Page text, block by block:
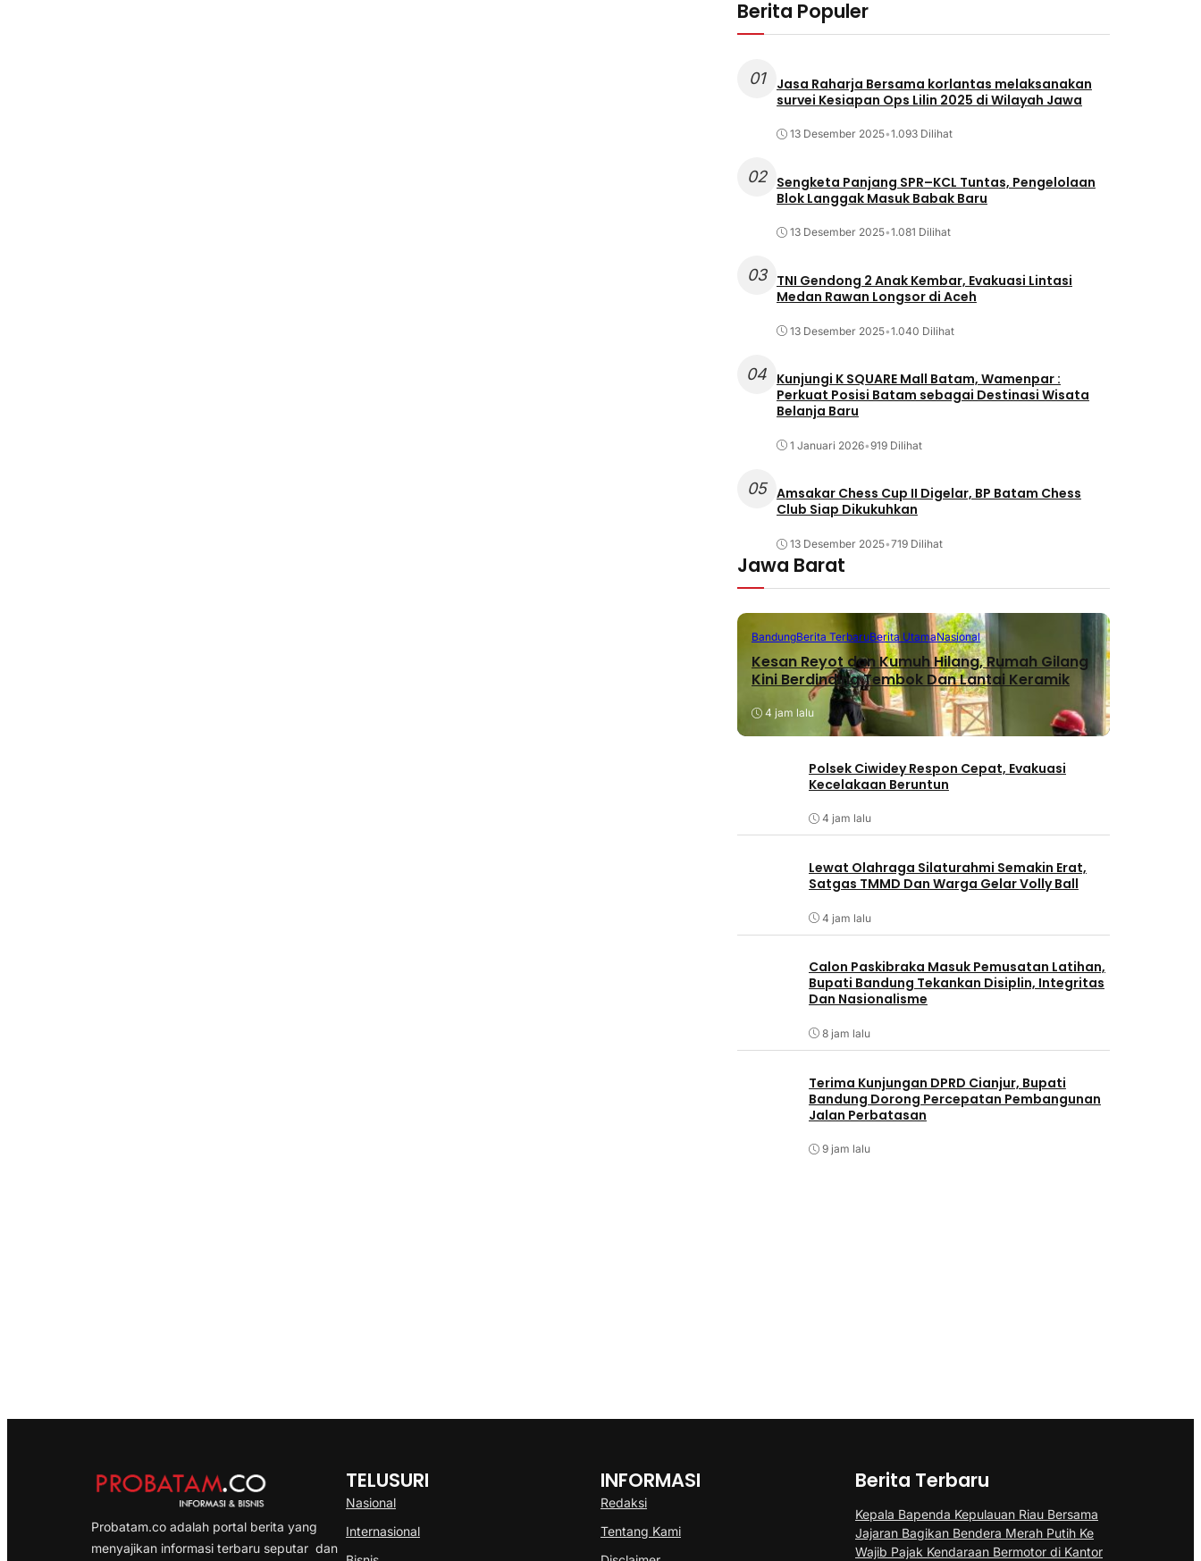
Berita Populer
01
Jasa Raharja Bersama korlantas melaksanakan
survei Kesiapan Ops Lilin 2025 di Wilayah Jawa
13 Desember 2025•1.093 Dilihat
02
Sengketa Panjang SPR–KCL Tuntas, Pengelolaan
Blok Langgak Masuk Babak Baru
13 Desember 2025•1.081 Dilihat
03
TNI Gendong 2 Anak Kembar, Evakuasi Lintasi
Medan Rawan Longsor di Aceh
13 Desember 2025•1.040 Dilihat
04 Kunjungi K SQUARE Mall Batam, Wamenpar :
Perkuat Posisi Batam sebagai Destinasi Wisata
Belanja Baru
1 Januari 2026•919 Dilihat
05 Amsakar Chess Cup II Digelar, BP Batam Chess
Club Siap Dikukuhkan
13 Desember 2025•719 Dilihat
Jawa Barat
BandungBerita TerbaruBerita UtamaNasional
Kesan Reyot dan Kumuh Hilang, Rumah Gilang
Kini Berdinding Tembok Dan Lantai Keramik
4 jam lalu
Polsek Ciwidey Respon Cepat, Evakuasi
Kecelakaan Beruntun
4 jam lalu
Lewat Olahraga Silaturahmi Semakin Erat,
Satgas TMMD Dan Warga Gelar Volly Ball
4 jam lalu
Calon Paskibraka Masuk Pemusatan Latihan,
Bupati Bandung Tekankan Disiplin, Integritas
Dan Nasionalisme
8 jam lalu
Terima Kunjungan DPRD Cianjur, Bupati
Bandung Dorong Percepatan Pembangunan
Jalan Perbatasan
9 jam lalu
Probatam.co adalah portal berita yang
menyajikan informasi terbaru seputar dan
TELUSURI
Nasional
Internasional
INFORMASI
Redaksi
Tentang Kami
Berita Terbaru
Kepala Bapenda Kepulauan Riau Bersama
Jajaran Bagikan Bendera Merah Putih Ke
Wajib Pajak Kendaraan Bermotor di Kantor